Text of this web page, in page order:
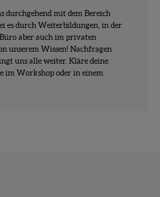
durchgehend mit dem Bereich
es durch Weiterbildungen, in der
aber auch im privaten
unserem Wissen! Nachfragen
uns alle weiter. Kläre deine
im Workshop oder in einem